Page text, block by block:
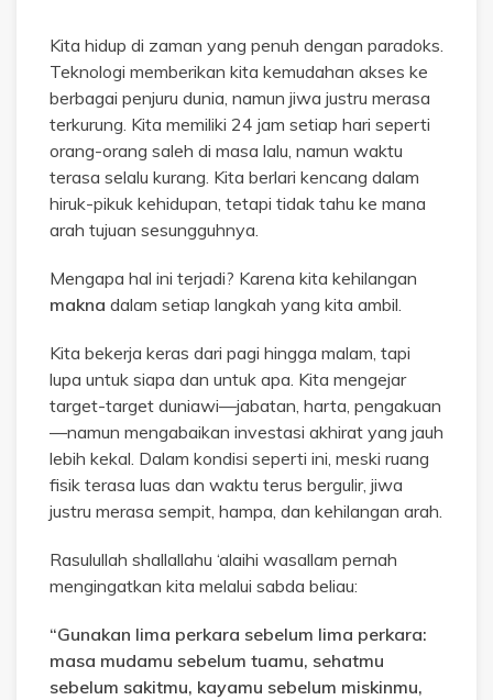
Kita hidup di zaman yang penuh dengan paradoks.
Teknologi memberikan kita kemudahan akses ke
berbagai penjuru dunia, namun jiwa justru merasa
terkurung. Kita memiliki 24 jam setiap hari seperti
orang-orang saleh di masa lalu, namun waktu
terasa selalu kurang. Kita berlari kencang dalam
hiruk-pikuk kehidupan, tetapi tidak tahu ke mana
arah tujuan sesungguhnya.
Mengapa hal ini terjadi? Karena kita kehilangan
makna dalam setiap langkah yang kita ambil.
Kita bekerja keras dari pagi hingga malam, tapi
lupa untuk siapa dan untuk apa. Kita mengejar
target-target duniawi—jabatan, harta, pengakuan
—namun mengabaikan investasi akhirat yang jauh
lebih kekal. Dalam kondisi seperti ini, meski ruang
fisik terasa luas dan waktu terus bergulir, jiwa
justru merasa sempit, hampa, dan kehilangan arah.
Rasulullah shallallahu ‘alaihi wasallam pernah
mengingatkan kita melalui sabda beliau:
“Gunakan lima perkara sebelum lima perkara:
masa mudamu sebelum tuamu, sehatmu
sebelum sakitmu, kayamu sebelum miskinmu,